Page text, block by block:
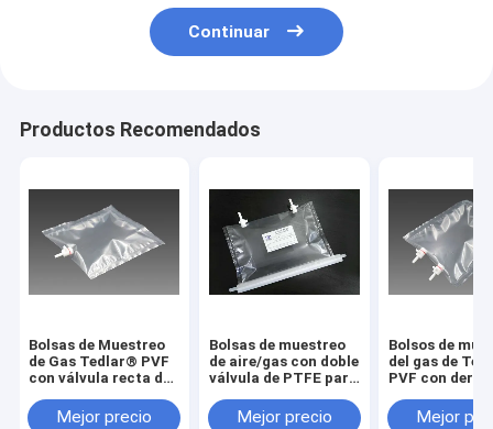
Continuar
Productos Recomendados
Bolsas de Muestreo
de Gas Tedlar® PVF
con válvula recta de
TDL31C_5L (bolsa de
Mejor precio
Bolsas de muestreo
de aire/gas con doble
válvula de PTFE para
residuos de COV
Mejor precio
Bolsos de
del gas de
PVF con
airbag de la
Mejor